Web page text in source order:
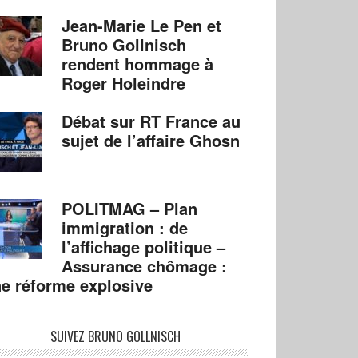
Jean-Marie Le Pen et
Bruno Gollnisch
rendent hommage à
Roger Holeindre
Débat sur RT France au
sujet de l’affaire Ghosn
POLITMAG – Plan
immigration : de
l’affichage politique –
Assurance chômage :
réforme explosive
SUIVEZ BRUNO GOLLNISCH